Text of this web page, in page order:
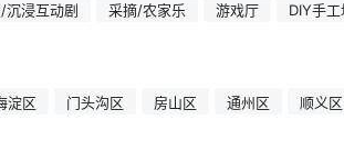
沉浸互动剧 采摘/农家乐 游戏厅 DIY手工
淀区 门头沟区 房山区 通州区 顺义区